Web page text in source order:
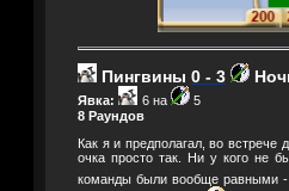
Пингвины 0 - 3
Явка: 6 на
5
8 Раундов
Как я и предполагал, во встрече
очка просто так. Ни у кого не
команды были вообще равными